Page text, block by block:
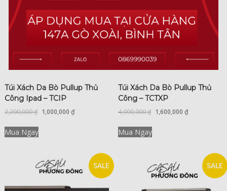
Túi Xách Da Bò Pullup Thủ
Công Ipad – TCIP
2,200,000₫ 1,000,000 ₫
Mua Ngay
Túi Xách Da Bò Pullup Thủ
Công – TCTXP
4,000,000₫ 1,600,000 ₫
Mua Ngay
SALE SALE